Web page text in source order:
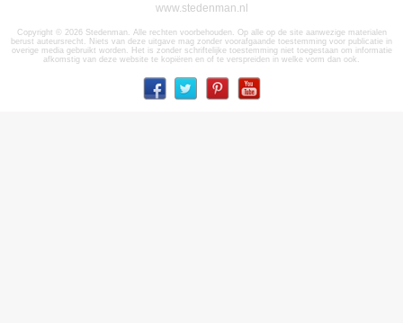
www.stedenman.nl
Copyright © 2026 Stedenman. Alle rechten voorbehouden. Op alle op de site aanwezige materialen
berust auteursrecht. Niets van deze uitgave mag zonder voorafgaande toestemming voor publicatie in
overige media gebruikt worden. Het is zonder schriftelijke toestemming niet toegestaan om informatie
afkomstig van deze website te kopiëren en of te verspreiden in welke vorm dan ook.